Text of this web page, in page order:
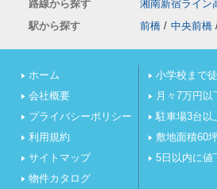
路線から探す
湘南新宿ライン
駅から探す
前橋 / 中央前橋
ホーム
会社概要
プライバシーポリシー
利用規約
サイトマップ
物件カタログ
小学校まで
月々7万円以
駐車場3台以
敷地面積60
5日以内に値